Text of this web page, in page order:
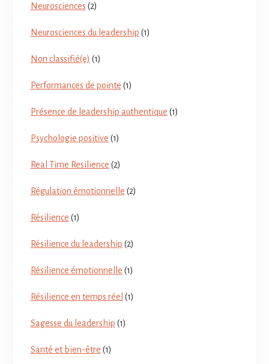
Neurosciences (2)
Neurosciences du leadership (1)
Non classifié(e) (1)
Performances de pointe (1)
Présence de leadership authentique (1)
Psychologie positive (1)
Real Time Resilience (2)
Régulation émotionnelle (2)
Résilience (1)
Résilience du leadership (2)
Résilience émotionnelle (1)
Résilience en temps réel (1)
Sagesse du leadership (1)
Santé et bien-être (1)